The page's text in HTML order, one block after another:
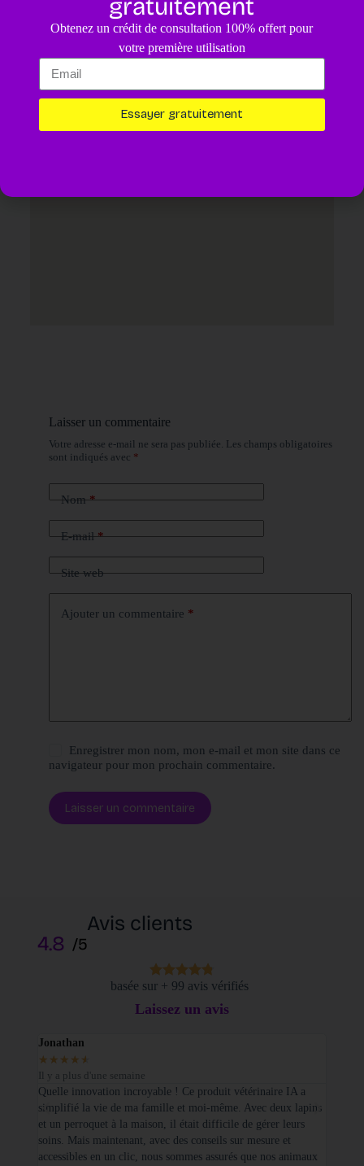
Un diagnostic pour votre animal assisté par IA.
Essayer maintenant
Laisser un commentaire
Votre adresse e-mail ne sera pas publiée. Les champs obligatoires
sont indiqués avec *
Nom*
E-mail*
Site web
Ajouter un commentaire *
Enregistrer mon nom, mon e-mail et mon site dans ce
navigateur pour mon prochain commentaire.
Laisser un commentaire
Avis clients
4.8 /5
basée sur + 99 avis vérifiés
Laissez un avis
Jonathan
★ ★ ★ ★ ★
Il y a plus d'une semaine
Quelle innovation incroyable ! Ce produit vétérinaire IA a
simplifié la vie de ma famille et moi-même. Avec deux lapins
et un perroquet à la maison, il était difficile de gérer leurs
soins. Mais maintenant, avec des conseils sur mesure et
accessibles en un clic, nous sommes assurés que nos animaux
gratuitement
Obtenez un crédit de consultation 100% offert pour
votre première utilisation
Essayer gratuitement